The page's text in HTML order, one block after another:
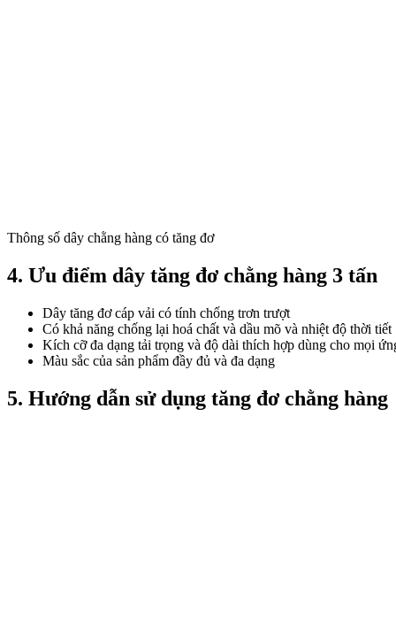
Thông số dây chằng hàng có tăng đơ
4. Ưu điểm dây tăng đơ chằng hàng 3 tấn
Dây tăng đơ cáp vải có tính chống trơn trượt
Có khả năng chống lại hoá chất và dầu mõ và nhiệt độ thời tiết
Kích cỡ đa dạng tải trọng và độ dài thích hợp dùng cho mọi
Màu sắc của sản phẩm đầy đủ và đa dạng
5. Hướng dẫn sử dụng tăng đơ chằng hàng